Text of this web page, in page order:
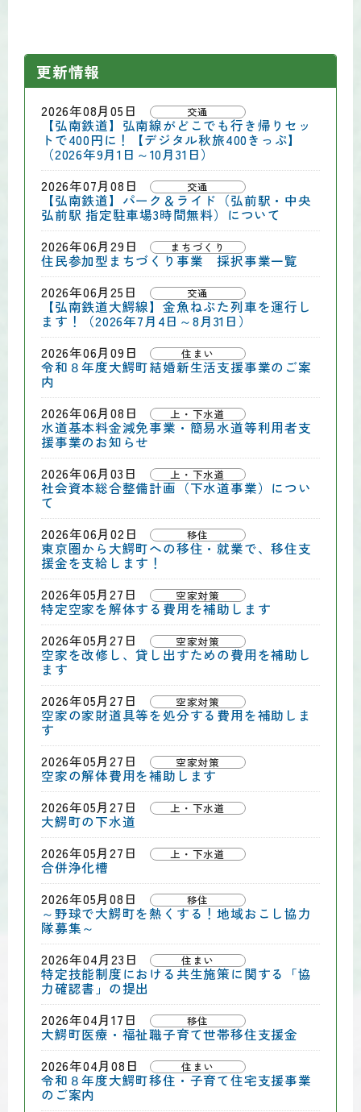
更新情報
2026年08月05日 交通
【弘南鉄道】弘南線がどこでも行き帰りセッ
トで400円に！【デジタル秋旅400きっぷ】
（2026年9月1日～10月31日）
2026年07月08日
交通
【弘南鉄道】パーク＆ライド（弘前駅・中央
弘前駅 指定駐車場3時間無料）について
2026年06月29日
まちづくり
住民参加型まちづくり事業 採択事業一覧
2026年06月25日
交通
【弘南鉄道大鰐線】金魚ねぷた列車を運行し
ます！（2026年7月4日～8月31日）
2026年06月09日
住まい
令和８年度大鰐町結婚新生活支援事業のご案
内
2026年06月08日
上・下水道
水道基本料金減免事業・簡易水道等利用者支
援事業のお知らせ
2026年06月03日
上・下水道
社会資本総合整備計画（下水道事業）につい
て
2026年06月02日
移住
東京圏から大鰐町への移住・就業で、移住支
援金を支給します！
2026年05月27日
空家対策
特定空家を解体する費用を補助します
2026年05月27日
空家対策
空家を改修し、貸し出すための費用を補助し
ます
2026年05月27日
空家対策
空家の家財道具等を処分する費用を補助しま
す
2026年05月27日
空家対策
空家の解体費用を補助します
2026年05月27日
上・下水道
大鰐町の下水道
2026年05月27日
上・下水道
合併浄化槽
2026年05月08日
移住
～野球で大鰐町を熱くする！地域おこし協力
隊募集～
2026年04月23日
住まい
特定技能制度における共生施策に関する「協
力確認書」の提出
2026年04月17日
移住
大鰐町医療・福祉職子育て世帯移住支援金
2026年04月08日
住まい
令和８年度大鰐町移住・子育て住宅支援事業
のご案内